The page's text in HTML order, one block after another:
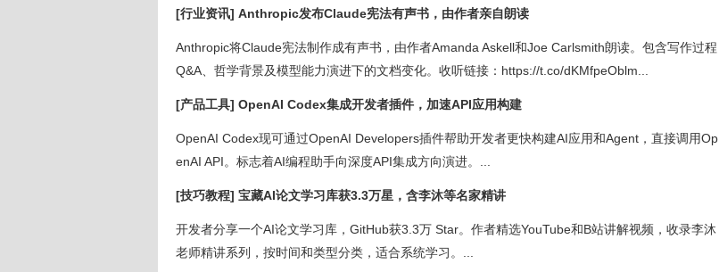
[行业资讯] Anthropic发布Claude宪法有声书，由作者亲自朗读
Anthropic将Claude宪法制作成有声书，由作者Amanda Askell和Joe Carlsmith朗读。包含写作过程
Q&A、哲学背景及模型能力演进下的文档变化。收听链接：https://t.co/dKMfpeOblm...
[产品工具] OpenAI Codex集成开发者插件，加速API应用构建
OpenAI Codex现可通过OpenAI Developers插件帮助开发者更快构建AI应用和Agent，直接调用Op
enAI API。标志着AI编程助手向深度API集成方向演进。...
[技巧教程] 宝藏AI论文学习库获3.3万星，含李沐等名家精讲
开发者分享一个AI论文学习库，GitHub获3.3万 Star。作者精选YouTube和B站讲解视频，收录李沐
老师精讲系列，按时间和类型分类，适合系统学习。...